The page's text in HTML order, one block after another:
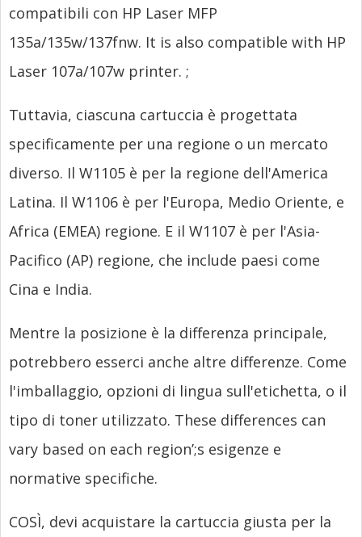
compatibili con HP Laser MFP
135a/135w/137fnw. It is also compatible with HP
Laser 107a/107w printer. ;
Tuttavia, ciascuna cartuccia è progettata
specificamente per una regione o un mercato
diverso. Il W1105 è per la regione dell'America
Latina. Il W1106 è per l'Europa, Medio Oriente, e
Africa (EMEA) regione. E il W1107 è per l'Asia-
Pacifico (AP) regione, che include paesi come
Cina e India.
Mentre la posizione è la differenza principale,
potrebbero esserci anche altre differenze. Come
l'imballaggio, opzioni di lingua sull'etichetta, o il
tipo di toner utilizzato. These differences can
vary based on each region’;s esigenze e
normative specifiche.
COSÌ, devi acquistare la cartuccia giusta per la